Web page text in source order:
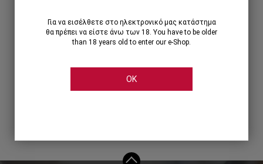
Για να εισέλθετε στο ηλεκτρονικό μας κατάστημα
θα πρέπει να είστε άνω των 18. You have to be older
than 18 years old to enter our e-Shop.
OK